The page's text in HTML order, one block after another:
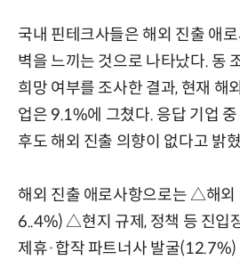
국내 핀테크사들은 해외 진출 애
벽을 느끼는 것으로 나타났다. 동
희망 여부를 조사한 결과, 현재 해
업은 9.1%에 그쳤다. 응답 기업
후도 해외 진출 의향이 없다고 밝
해외 진출 애로사항으로는 △해외
6..4%) △현지 규제, 정책 등 진
제휴·합작 파트너사 발굴(12.7%)